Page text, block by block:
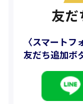
友だ
〈スマートフ
友だち追加ボ